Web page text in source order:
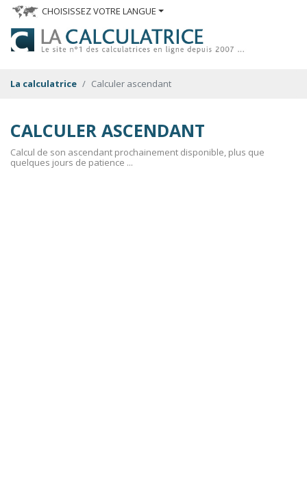
CHOISISSEZ VOTRE LANGUE
La calculatrice Calculer ascendant
CALCULER ASCENDANT
Calcul de son ascendant prochainement disponible, plus que
quelques jours de patience ...